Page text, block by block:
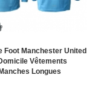
Foot Manchester United
Vêtements
Longues